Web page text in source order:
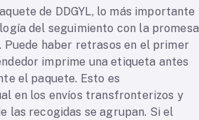
de DDGYL, lo más importante
del seguimiento con la promesa
Puede haber retrasos en el primer
imprime una etiqueta antes
el paquete. Esto es
en los envíos transfronterizos y
las recogidas se agrupan. Si el